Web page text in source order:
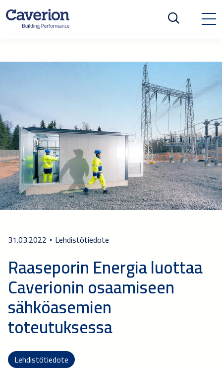
31.03.2022 Lehdistötiedote
Raaseporin Energia luottaa
Caverionin osaamiseen
sähköasemien
toteutuksessa
Lehdistötiedote